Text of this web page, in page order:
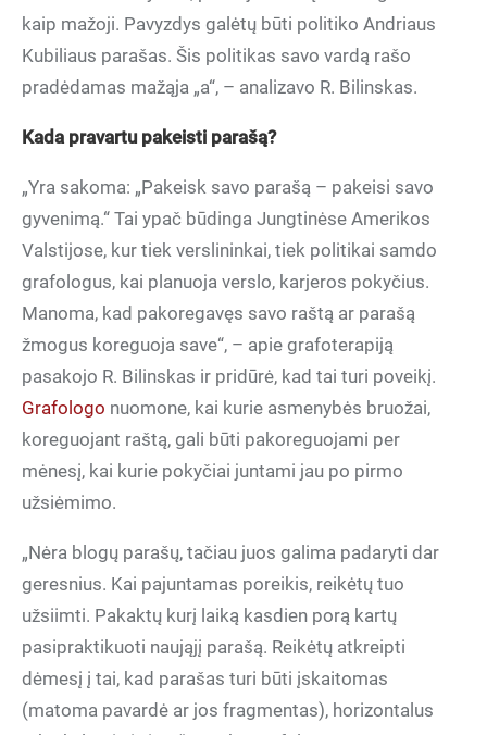
kaip mažoji. Pavyzdys galėtų būti politiko Andriaus
Kubiliaus parašas. Šis politikas savo vardą rašo
pradėdamas mažąja „a“, – analizavo R. Bilinskas.
Kada pravartu pakeisti parašą?
„Yra sakoma: „Pakeisk savo parašą – pakeisi savo
gyvenimą.“ Tai ypač būdinga Jungtinėse Amerikos
Valstijose, kur tiek verslininkai, tiek politikai samdo
grafologus, kai planuoja verslo, karjeros pokyčius.
Manoma, kad pakoregavęs savo raštą ar parašą
žmogus koreguoja save“, – apie grafoterapiją
pasakojo R. Bilinskas ir pridūrė, kad tai turi poveikį.
Grafologo nuomone, kai kurie asmenybės bruožai,
koreguojant raštą, gali būti pakoreguojami per
mėnesį, kai kurie pokyčiai juntami jau po pirmo
užsiėmimo.
„Nėra blogų parašų, tačiau juos galima padaryti dar
geresnius. Kai pajuntamas poreikis, reikėtų tuo
užsiimti. Pakaktų kurį laiką kasdien porą kartų
pasipraktikuoti naująjį parašą. Reikėtų atkreipti
dėmesį į tai, kad parašas turi būti įskaitomas
(matoma pavardė ar jos fragmentas), horizontalus